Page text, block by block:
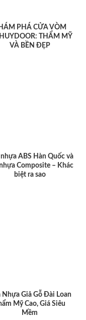
PHÁ CỬA VÒM
THẨM MỸ
VÀ BỀN ĐẸP
ABS Hàn Quốc và
Composite – Khác
biệt ra sao
Nhựa Giả Gỗ Đài Loan
Mỹ Cao, Giá Siêu
Mềm